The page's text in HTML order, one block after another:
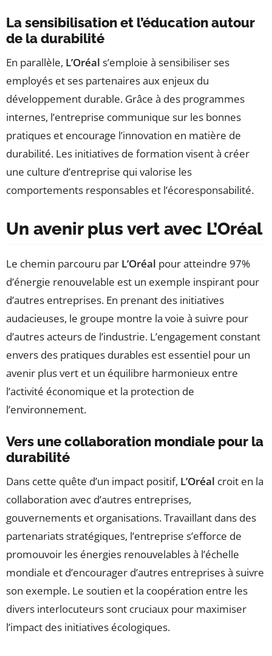
La sensibilisation et l’éducation autour
de la durabilité
En parallèle, L’Oréal s’emploie à sensibiliser ses
employés et ses partenaires aux enjeux du
développement durable. Grâce à des programmes
internes, l’entreprise communique sur les bonnes
pratiques et encourage l’innovation en matière de
durabilité. Les initiatives de formation visent à créer
une culture d’entreprise qui valorise les
comportements responsables et l’écoresponsabilité.
Un avenir plus vert avec L’Oréal
Le chemin parcouru par L’Oréal pour atteindre 97%
d’énergie renouvelable est un exemple inspirant pour
d’autres entreprises. En prenant des initiatives
audacieuses, le groupe montre la voie à suivre pour
d’autres acteurs de l’industrie. L’engagement constant
envers des pratiques durables est essentiel pour un
avenir plus vert et un équilibre harmonieux entre
l’activité économique et la protection de
l’environnement.
Vers une collaboration mondiale pour la
durabilité
Dans cette quête d’un impact positif, L’Oréal croit en la
collaboration avec d’autres entreprises,
gouvernements et organisations. Travaillant dans des
partenariats stratégiques, l’entreprise s’efforce de
promouvoir les énergies renouvelables à l’échelle
mondiale et d’encourager d’autres entreprises à suivre
son exemple. Le soutien et la coopération entre les
divers interlocuteurs sont cruciaux pour maximiser
l’impact des initiatives écologiques.